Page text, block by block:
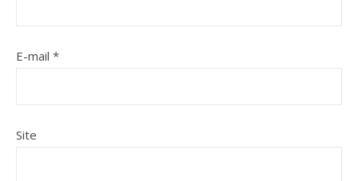
E-mail *
Site